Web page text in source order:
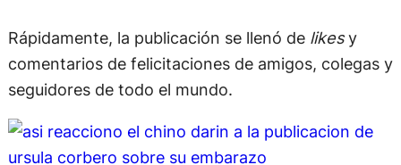
Rápidamente, la publicación se llenó de likesy
comentarios de felicitaciones de amigos, colegas y
seguidores de todo el mundo.